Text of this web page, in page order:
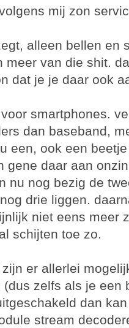
mij zon
alleen bellen en
meer van die shit.
dat je je daar ook
smartphones.
dan baseband,
een, ook een
gene daar aan
nu nog bezig de
drie liggen.
niet eens meer
schijten toe zo.
er allerlei
zelfs als je een
dan
stream